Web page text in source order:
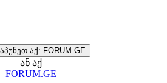
აქ: FORUM.GE
ან აქ
FORUM.GE